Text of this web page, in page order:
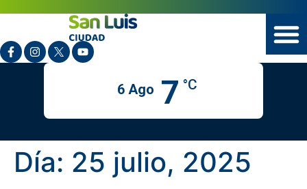
6 Ago 7 °C
Día: 25 julio, 2025